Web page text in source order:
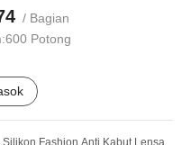
/ Bagian
600 Potong
Silikon Fashion Anti Kabut Lensa